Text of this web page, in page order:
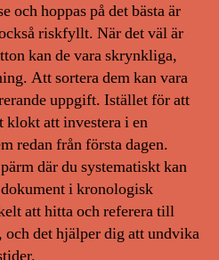
och hoppas på det bästa är
riskfyllt. När det väl är
kan de vara skrynkliga,
Att sortera dem kan vara
uppgift. Istället för att
klokt att investera i en
redan från första dagen.
där du systematiskt kan
i kronologisk
att hitta och referera till
och det hjälper dig att undvika